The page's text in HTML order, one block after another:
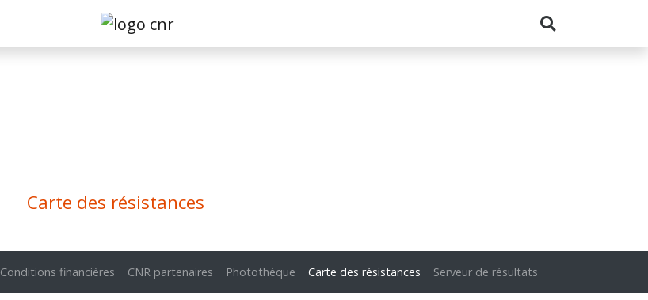
Carte des résistances
Conditions financières CNR partenaires Photothèque Carte des résistances Serveur de résultats